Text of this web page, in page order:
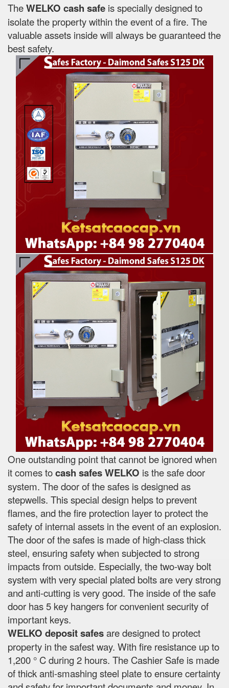
TheWELKO cash safe is specially designed to
isolate the property within the event of a fire. The
valuable assets inside will always be guaranteed the
best safety.
One outstanding point that cannot be ignored when
it comes tocash safesWELKO is the safe door
system. The door of the safes is designed as
stepwells. This special design helps to prevent
flames, and the fire protection layer to protect the
safety of internal assets in the event of an explosion.
The door of the safes is made of high-class thick
steel, ensuring safety when subjected to strong
impacts from outside. Especially, the two-way bolt
system with very special plated bolts are very strong
and anti-cutting is very good. The inside of the safe
door has 5 key hangers for convenient security of
important keys.
WELKO deposit safesare designed to protect
property in the safest way. With fire resistance up to
1,200 ° C during 2 hours. The Cashier Safe is made
of thick anti-smashing steel plate to ensure certainty